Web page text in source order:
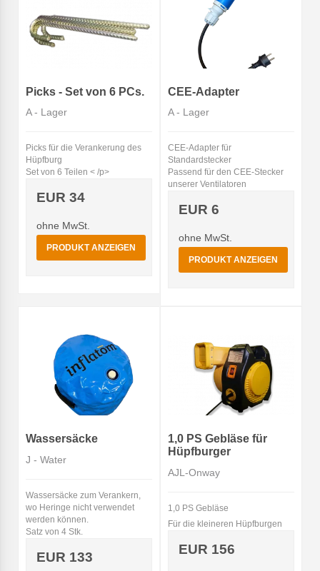
Picks - Set von 6 PCs.
A - Lager
Picks für die Verankerung des
Hüpfburg
Set von 6 Teilen < /p>
EUR 34
ohne MwSt.
PRODUKT ANZEIGEN
CEE-Adapter
A - Lager
CEE-Adapter für
Standardstecker
Passend für den CEE-Stecker
unserer Ventilatoren
EUR 6
ohne MwSt.
PRODUKT ANZEIGEN
Wassersäcke
J - Water
Wassersäcke zum Verankern,
wo Heringe nicht verwendet
werden können.
Satz von 4 Stk.
EUR 133
1,0 PS Gebläse für
Hüpfburger
AJL-Onway
1,0 PS Gebläse
Für die kleineren Hüpfburgen
EUR 156